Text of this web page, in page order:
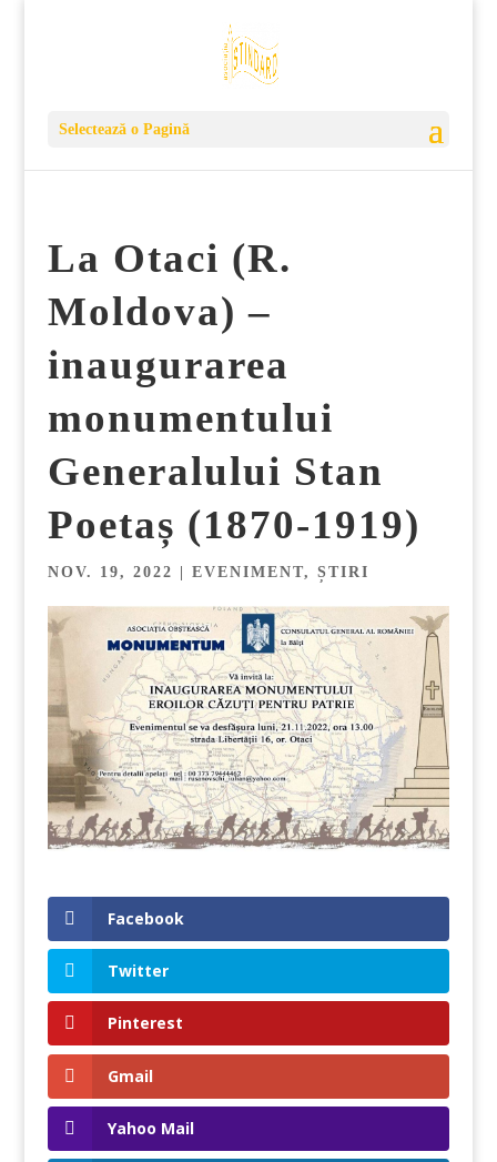
Selectează o Pagină
La Otaci (R.
Moldova) –
inaugurarea
monumentului
Generalului Stan
Poetaș (1870-1919)
NOV. 19, 2022 EVENIMENT, ȘTIRI
Facebook
Twitter
Pinterest
Gmail
Yahoo Mail